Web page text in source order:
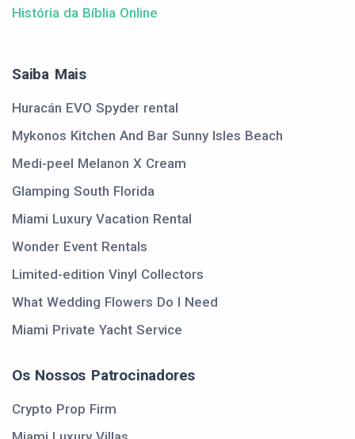
História da Bíblia Online
Saiba Mais
Huracán EVO Spyder rental
Mykonos Kitchen And Bar Sunny Isles Beach
Medi-peel Melanon X Cream
Glamping South Florida
Miami Luxury Vacation Rental
Wonder Event Rentals
Limited-edition Vinyl Collectors
What Wedding Flowers Do I Need
Miami Private Yacht Service
Os Nossos Patrocinadores
Crypto Prop Firm